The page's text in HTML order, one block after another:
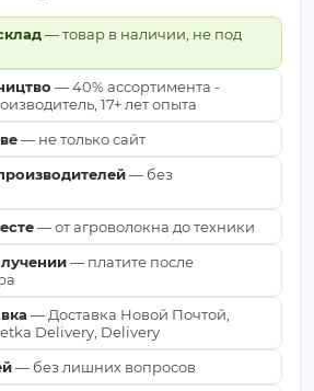
— товар в наличии, не под
— 40% ассортимента -
17+ лет опыта
— не только сайт
— без
— от агроволокна до техники
— платите после
— Доставка Новой Почтой,
Delivery, Delivery
— без лишних вопросов